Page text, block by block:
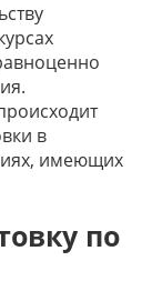
в
имеющих
по